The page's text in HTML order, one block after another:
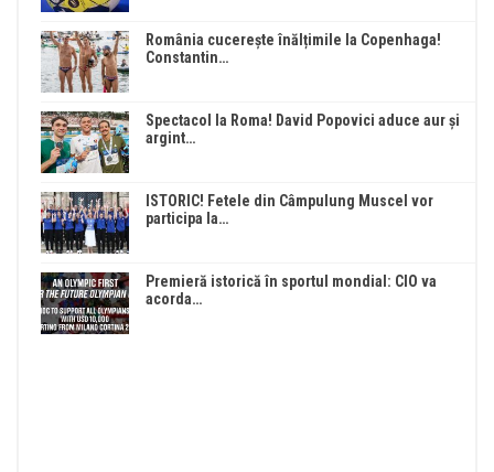
România cucerește înălțimile la Copenhaga!
Constantin…
Spectacol la Roma! David Popovici aduce aur și
argint…
ISTORIC! Fetele din Câmpulung Muscel vor
participa la…
Premieră istorică în sportul mondial: CIO va
acorda…